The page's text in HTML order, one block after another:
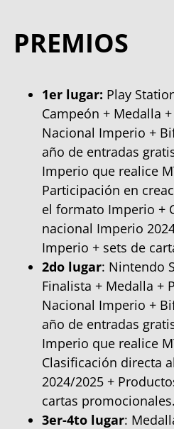
PREMIOS
1er lugar: Play
Campeón + Medalla
Nacional Imperio +
año de entradas
Imperio que realice
Participación en
el formato Imperio +
nacional Imperio
Imperio + sets de
2do lugar: Nintendo
Finalista + Medalla +
Nacional Imperio +
año de entradas
Imperio que realice
Clasificación directa
2024/2025 +
cartas promocionales.
3er-4to lugar: